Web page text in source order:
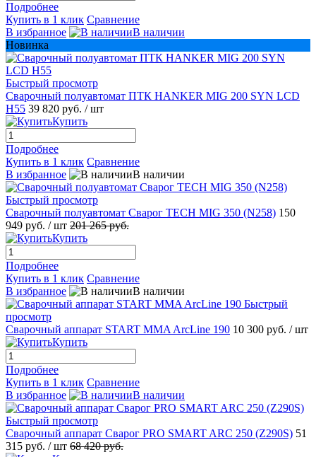
Подробнее
Купить в 1 клик Сравнение
В избранное
В наличии
Новинка
Быстрый просмотр
Сварочный полуавтомат ПТК HANKER MIG 200 SYN LCD
H55 39 820 руб. / шт
Купить
Подробнее
Купить в 1 клик Сравнение
В избранное
В наличии
Быстрый просмотр
Сварочный полуавтомат Сварог TECH MIG 350 (N258) 150
949 руб. / шт 201 265 руб.
Купить
Подробнее
Купить в 1 клик Сравнение
В избранное
В наличии
Быстрый
просмотр
Сварочный аппарат START MMA ArcLine 190 10 300 руб. / шт
Купить
Подробнее
Купить в 1 клик Сравнение
В избранное
В наличии
Быстрый просмотр
Сварочный аппарат Сварог PRO SMART ARC 250 (Z290S) 51
315 руб. / шт 68 420 руб.